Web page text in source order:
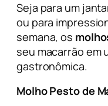
Seja para um
ou para
semana, os
seu macarrão em
gastronômica.
Molho Pesto de